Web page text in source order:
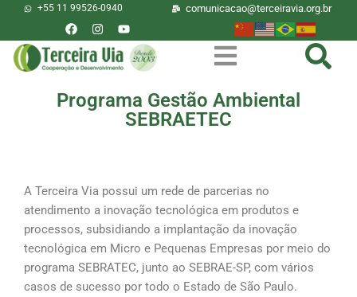
+55 11 99526-0940 comunicacao@terceiravia.org.br
Programa Gestão Ambiental
SEBRAETEC
A Terceira Via possui um rede de parcerias no
atendimento a inovação tecnológica em produtos e
processos, subsidiando a implantação da inovação
tecnológica em Micro e Pequenas Empresas por meio do
programa SEBRATEC, junto ao SEBRAE-SP, com vários
casos de sucesso por todo o Estado de São Paulo.